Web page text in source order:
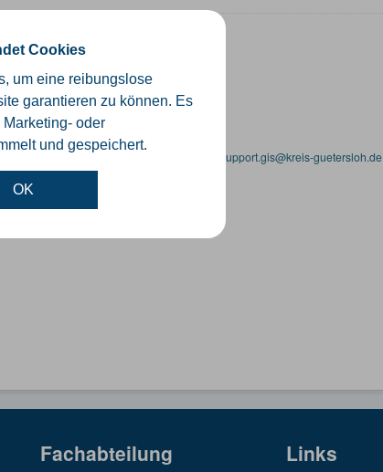
Cookies
um eine reibungslose
garantieren zu können. Es
oder
und gespeichert.
OK
Kreis Gütersloh
sich bitte an einen Administrator unter: support.gis@kreis-guetersloh.de
Fachabteilung Links